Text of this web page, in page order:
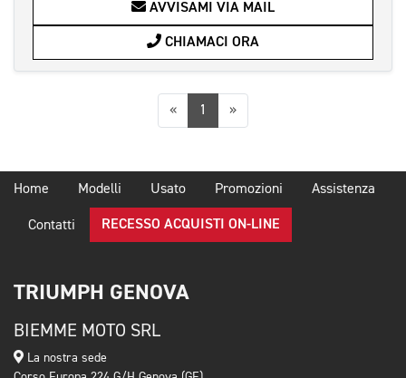
AVVISAMI VIA MAIL
CHIAMACI ORA
«Precedente
1 »Successiva
Home Modelli Usato Promozioni Assistenza
Contatti RECESSO ACQUISTI ON-LINE
TRIUMPH GENOVA
BIEMME MOTO SRL
La nostra sede